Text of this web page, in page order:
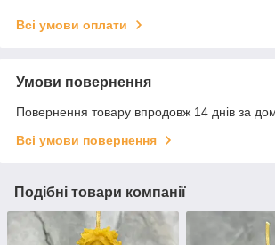
Всі умови оплати
Умови повернення
Повернення товару впродовж 14 днів за
Всі умови повернення
Подібні товари компанії